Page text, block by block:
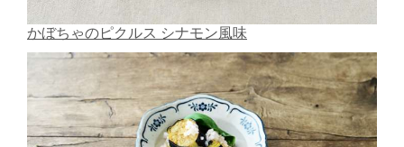
かぼちゃのピクルス シナモン風味